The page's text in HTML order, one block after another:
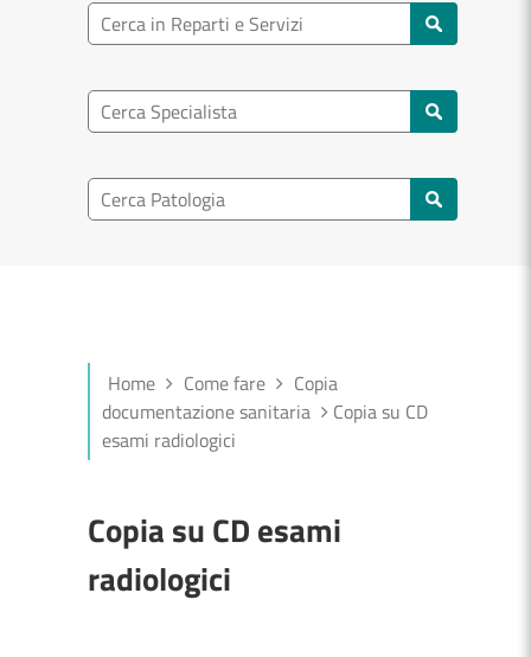
Ricerca reparto
Ricerca specialisti
Ricerca nel patologia
Home Come fare
Copia
documentazione sanitaria
Copia su CD
esami radiologici
Copia su CD esami
radiologici